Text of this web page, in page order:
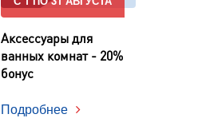
Аксессуары для
ванных комнат - 20%
бонус
Подробнее